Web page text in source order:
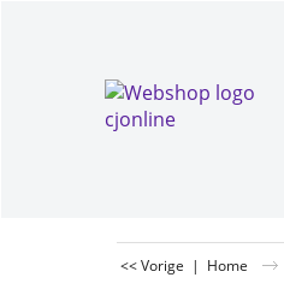
<< Vorige | Home